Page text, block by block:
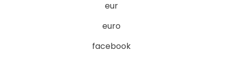
eur
euro
facebook